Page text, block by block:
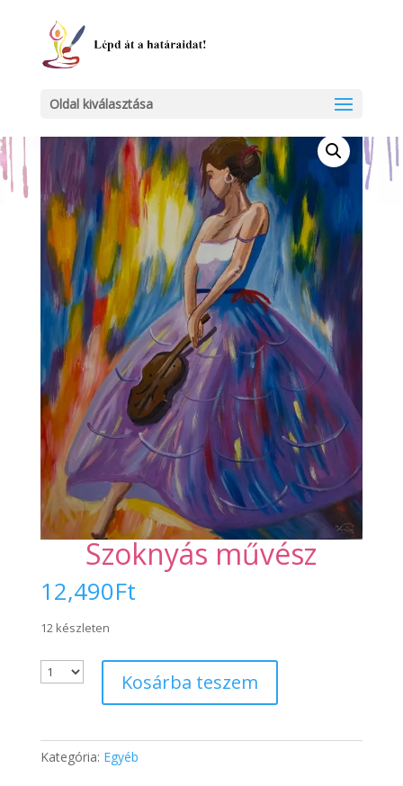
Oldal kiválasztása
Kezdőlap/Egyéb/ Szoknyás művész
Szoknyás művész
12,490Ft
12 készleten
Kosárba teszem
Kategória: Egyéb